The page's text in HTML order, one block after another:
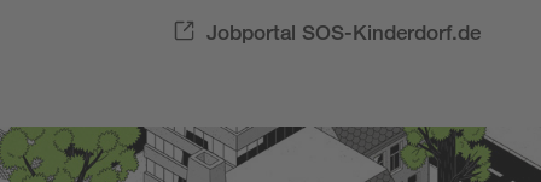
Jobportal SOS-Kinderdorf.de